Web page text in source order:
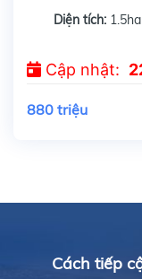
Diện tích: 1.5ha
Cập nhật:
880 triệu
Cách tiếp